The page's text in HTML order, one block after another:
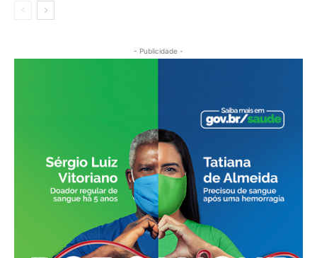
- Publicidade -